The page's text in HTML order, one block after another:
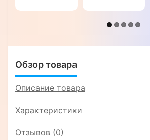
Meizu 15
ЛЕОПАРД"
Обзор товара
Описание товара
Характеристики
Отзывов (0)